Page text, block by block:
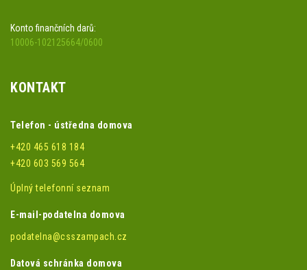
Konto finančních darů:
10006-102125664/0600
KONTAKT
Telefon - ústředna domova
+420 465 618 184
+420 603 569 564
Úplný telefonní seznam
E-mail-podatelna domova
podatelna@csszampach.cz
Datová schránka domova